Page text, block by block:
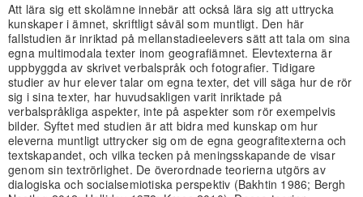
Att lära sig ett skolämne innebär att också lära sig att uttrycka
kunskaper i ämnet, skriftligt såväl som muntligt. Den här
fallstudien är inriktad på mellanstadieelevers sätt att tala om sina
egna multimodala texter inom geografiämnet. Elevtexterna är
uppbyggda av skrivet verbalspråk och fotografier. Tidigare
studier av hur elever talar om egna texter, det vill säga hur de rör
sig i sina texter, har huvudsakligen varit inriktade på
verbalspråkliga aspekter, inte på aspekter som rör exempelvis
bilder. Syftet med studien är att bidra med kunskap om hur
eleverna muntligt uttrycker sig om de egna geografitexterna och
textskapandet, och vilka tecken på meningsskapande de visar
genom sin textrörlighet. De överordnade teorierna utgörs av
dialogiska och socialsemiotiska perspektiv (Bakhtin 1986; Bergh